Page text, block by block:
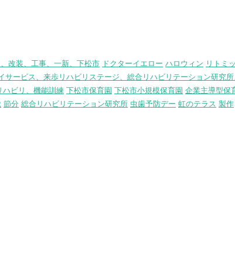
改装、工事、一新、下松市 ドクターイエロー ハロウィン リトミ
サービス、来歩リハビリステージ、総合リハビリテーション研究
ビリ、機能訓練 下松市保育園 下松市小規模保育園 企業主導型保
節分 総合リハビリテーション研究所 虫歯予防デー 虹のテラス 製作